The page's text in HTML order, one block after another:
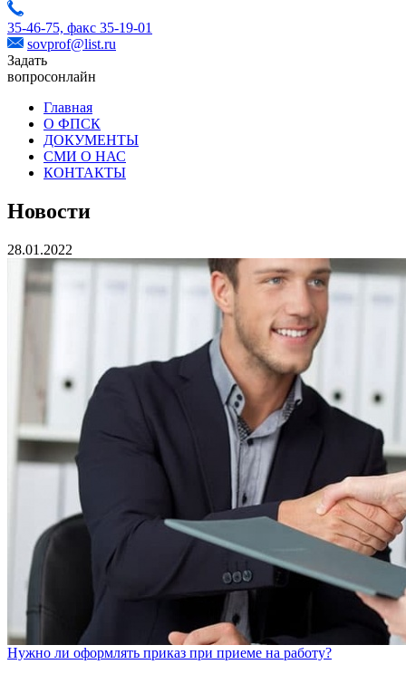
35-46-75, факс 35-19-01
sovprof@list.ru
Задать
вопросонлайн
Главная
О ФПСК
ДОКУМЕНТЫ
СМИ О НАС
КОНТАКТЫ
Новости
28.01.2022
Нужно ли оформлять приказ при приеме на работу?